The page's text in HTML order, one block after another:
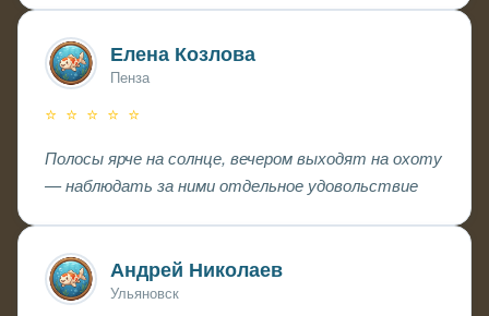
Елена Козлова
Пенза
⭐ ⭐ ⭐ ⭐ ⭐
Полосы ярче на солнце, вечером выходят на охоту
— наблюдать за ними отдельное удовольствие
Андрей Николаев
Ульяновск